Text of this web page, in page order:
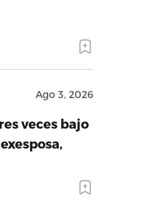
Ago 3, 2026
veces bajo